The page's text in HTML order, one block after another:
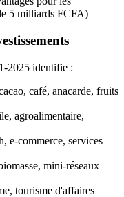
5 milliards FCFA)
2025 identifie :
café, anacarde, fruits
agroalimentaire,
e-commerce, services
mini-réseaux
tourisme d'affaires